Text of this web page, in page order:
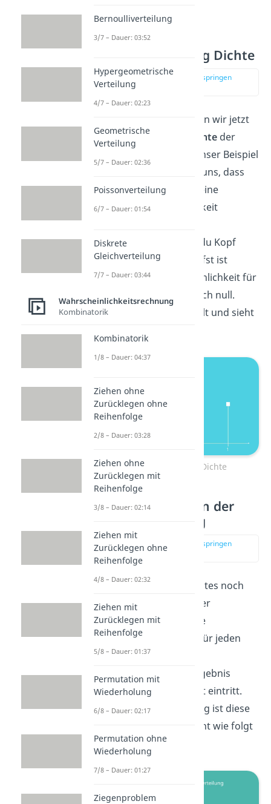
Bernoulli Verteilung Dichte
zur Stelle im Video springen
Mit diesen Formeln können wir jetzt
auch ganz einfach die
Dichte der
Bernoulli Verteilung für unser Beispiel
bestimmen. Wir erinnern uns, dass
dadurch jedem Ergebnis eine
passende Wahrscheinlichkeit
Wahrscheinlichkeit, dass du Kopf
beziehungsweise Zahl wirfst ist
jeweils 0,5. Die Wahrscheinlichkeit für
andere Ergebnisse ist gleich null.
Funktion ist also dreigeteilt und sieht
Bernoulli Verteilung Dichte
Verteilungsfunktion der
Bernoulliverteilung
zur Stelle im Video springen
(01:42)
Schauen wir uns als nächstes noch
die Verteilungsfunktion der
Bernoulliverteilung an. Die
Verteilungsfunktion gibt für jeden
Wert an, mit welcher
Wahrscheinlichkeit ein Ergebnis
kleiner gleich diesem Wert eintritt.
Für die Bernoulli-Verteilung ist diese
wieder dreigeteilt und sieht wie folgt
aus:
Bernoulliverteilung
3/7 – Dauer: 03:52
Hypergeometrische
Verteilung
4/7 – Dauer: 02:23
Geometrische
Verteilung
5/7 – Dauer: 02:36
Poissonverteilung
6/7 – Dauer: 01:54
Diskrete
Gleichverteilung
7/7 – Dauer: 03:44
Wahrscheinlichkeitsrechnung
Kombinatorik
Kombinatorik
1/8 – Dauer: 04:37
Ziehen ohne
Zurücklegen ohne
Reihenfolge
2/8 – Dauer: 03:28
Ziehen ohne
Zurücklegen mit
Reihenfolge
3/8 – Dauer: 02:14
Ziehen mit
Zurücklegen ohne
Reihenfolge
4/8 – Dauer: 02:32
Ziehen mit
Zurücklegen mit
Reihenfolge
5/8 – Dauer: 01:37
Permutation mit
Wiederholung
6/8 – Dauer: 02:17
Permutation ohne
Wiederholung
7/8 – Dauer: 01:27
Ziegenproblem